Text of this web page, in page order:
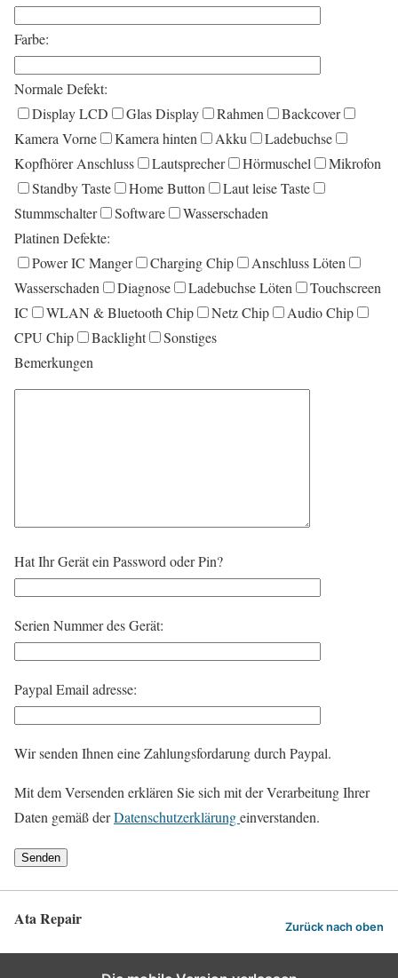
Farbe:
Normale Defekt:
Display LCD
Glas Display Rahmen
Backcover
Kamera Vorne
Kamera hinten Akku
Ladebuchse
Kopfhörer Anschluss
Lautsprecher Hörmuschel
Mikrofon
Standby Taste
Home Button
Laut leise Taste
Stummschalter
Software
Wasserschaden
Platinen Defekte:
Power IC Manger
Charging Chip
Anschluss Löten
Wasserschaden
Diagnose Ladebuchse Löten
Touchscreen
IC
WLAN & Bluetooth Chip Netz Chip
Audio Chip
CPU Chip
Backlight
Sonstiges
Bemerkungen
Hat Ihr Gerät ein Password oder Pin?
Serien Nummer des Gerät:
Paypal Email adresse:
Wir senden Ihnen eine Zahlungsfordarung durch Paypal.
Mit dem Versenden erklären Sie sich mit der Verarbeitung Ihrer
Daten gemäß derDatenschutzerklärungeinverstanden.
Ata Repair Zurück nach oben